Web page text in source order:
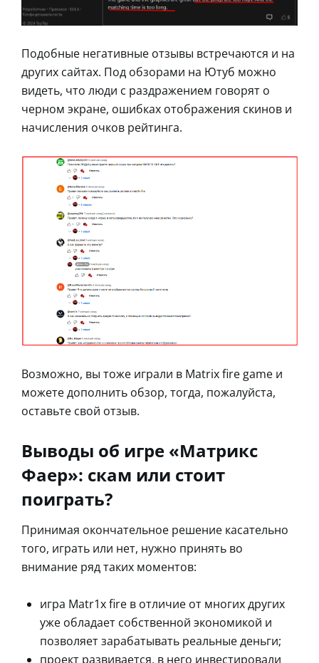
Подобные негативные отзывы встречаются и на
других сайтах. Под обзорами на Ютуб можно
видеть, что люди с раздражением говорят о
черном экране, ошибках отображения скинов и
начисления очков рейтинга.
Возможно, вы тоже играли в Matrix fire game и
можете дополнить обзор, тогда, пожалуйста,
оставьте свой отзыв.
Выводы об игре «Матрикс
Фаер»: скам или стоит
поиграть?
Принимая окончательное решение касательно
того, играть или нет, нужно принять во
внимание ряд таких моментов:
игра Matr1x fire в отличие от многих других
уже обладает собственной экономикой и
позволяет зарабатывать реальные деньги;
проект развивается, в него инвестировали